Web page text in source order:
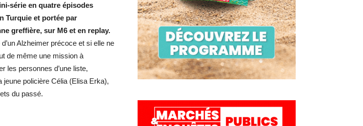
série en quatre épisodes
Turquie et portée par
greffière, sur M6 et en replay.
Alzheimer précoce et si elle ne
de même une mission à
les personnes d’une liste,
jeune policière Célia (Elisa Erka),
du passé.